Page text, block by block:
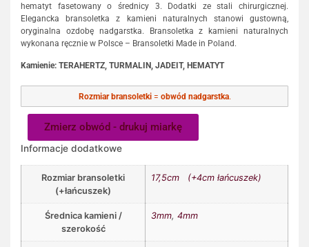
hematyt fasetowany o średnicy 3. Dodatki ze stali chirurgicznej.
Elegancka bransoletka z kamieni naturalnych stanowi gustowną,
oryginalna ozdobę nadgarstka. Bransoletka z kamieni naturalnych
wykonana ręcznie w Polsce – Bransoletki Made in Poland.
Kamienie: TERAHERTZ, TURMALIN, JADEIT, HEMATYT
Rozmiar bransoletki= obwód nadgarstka.
Zmierz obwód - drukuj miarkę
Informacje dodatkowe
Rozmiar bransoletki
(+łańcuszek)
17,5cm (+4cm łańcuszek)
Średnica kamieni /
szerokość
3mm, 4mm